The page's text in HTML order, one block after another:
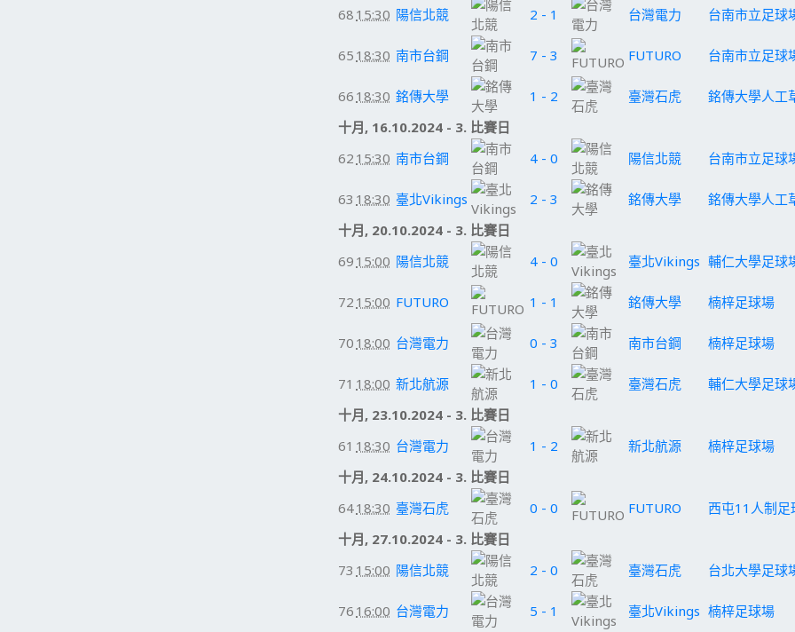
68 15:30 陽信北競 2 - 1 台灣電力 台南市立足球
65 18:30 南市台鋼 7 - 3 FUTURO 台南市立足球
66 18:30 銘傳大學 1 - 2 臺灣石虎
銘傳大學人工
十月, 16.10.2024 - 3. 比賽日
62 15:30 南市台鋼 4 - 0 陽信北競 台南市立足球
63 18:30 臺北Vikings 2 - 3 銘傳大學
銘傳大學人工
十月, 20.10.2024 - 3. 比賽日
69 15:00 陽信北競 4 - 0 臺北Vikings 輔仁大學足球
72 15:00 FUTURO 1 - 1 銘傳大學 楠梓足球場
70 18:00 台灣電力 0 - 3 南市台鋼 楠梓足球場
71 18:00 新北航源 1 - 0 臺灣石虎
輔仁大學足球
十月, 23.10.2024 - 3. 比賽日
61 18:30 台灣電力 1 - 2 新北航源
楠梓足球場
十月, 24.10.2024 - 3. 比賽日
6418:30 臺灣石虎 0 - 0 FUTURO
西屯11人制足
十月, 27.10.2024 - 3. 比賽日
73 15:00 陽信北競 2 - 0 臺灣石虎 台北大學足球
76 16:00 台灣電力 5 - 1 臺北Vikings 楠梓足球場